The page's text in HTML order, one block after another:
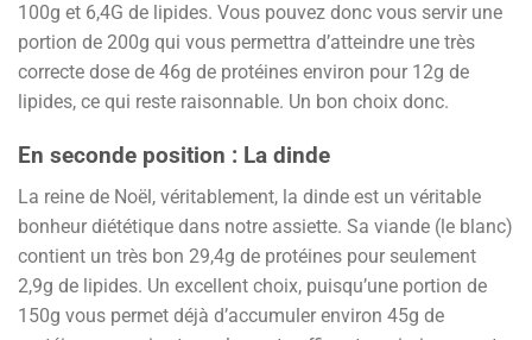
100g et 6,4G de lipides. Vous pouvez donc vous servir une
portion de 200g qui vous permettra d’atteindre une très
correcte dose de 46g de protéines environ pour 12g de
lipides, ce qui reste raisonnable. Un bon choix donc.
En seconde position : La dinde
La reine de Noël, véritablement, la dinde est un véritable
bonheur diététique dans notre assiette. Sa viande (le blanc)
contient un très bon 29,4g de protéines pour seulement
2,9g de lipides. Un excellent choix, puisqu’une portion de
150g vous permet déjà d’accumuler environ 45g de